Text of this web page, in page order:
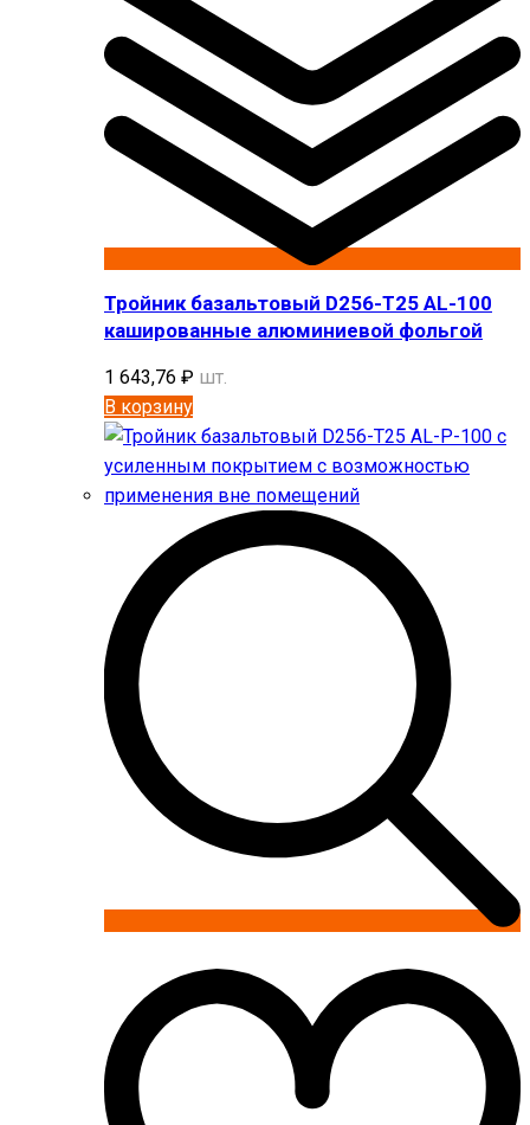
Тройник базальтовый D256-T25 AL-100
кашированные алюминиевой фольгой
1 643,76 ₽ шт.
В корзину